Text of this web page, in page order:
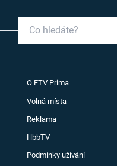
O FTV Prima
Volná místa
Reklama
HbbTV
Podmínky užívání